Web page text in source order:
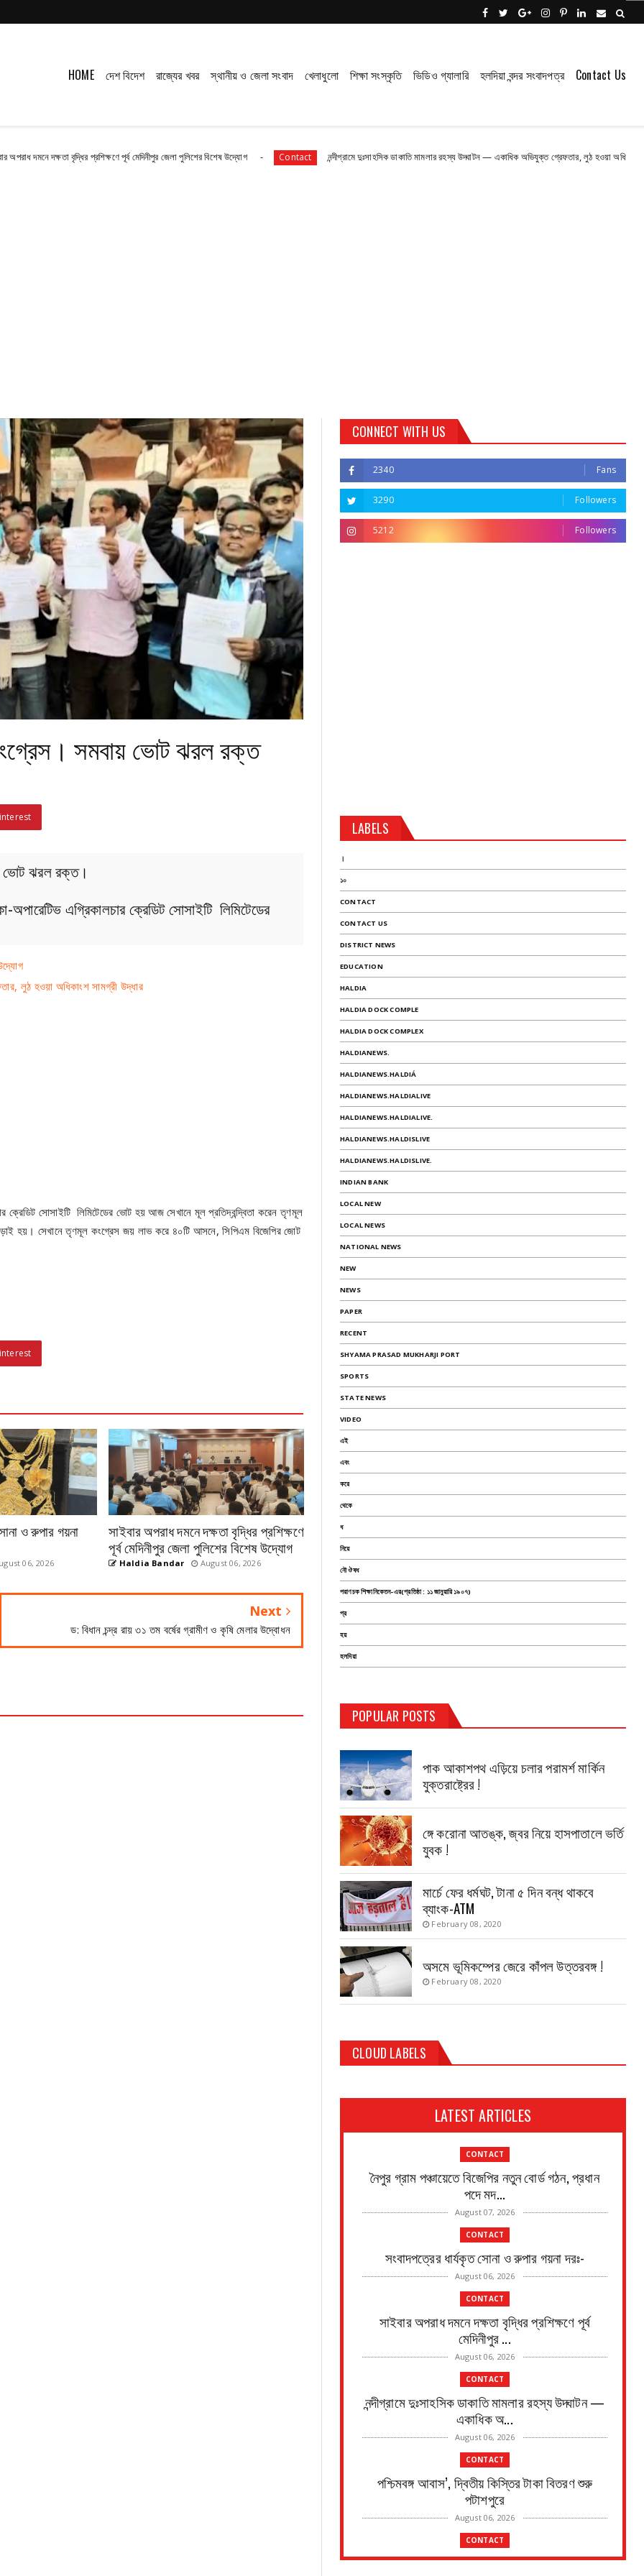
HOME দেশ বিদেশ রাজ্যের খবর স্থানীয় ও জেলা সংবাদ খেলাধুলো শিক্ষা সংস্কৃতি ভিডিও গ্যালারি হলদিয়া বন্দর সংবাদপত্র Contact Us
বৃদ্ধির প্রশিক্ষণে পূর্ব মেদিনীপুর জেলা পুলিশের বিশেষ উদ্যোগ Contact নন্দীগ্রামে দুঃসাহসিক ডাকাতি মামলার রহস্য উদ্ঘাটন — একাধিক অভিযুক্ত গ্রেফতার, লুঠ হওয়া অধিকাংশ সামগ্রী উদ্ধার
সমবায় ভোট ঝরল রক্ত
ভোট ঝরল রক্ত।
অপারেটিভ এগ্রিকালচার ক্রেডিট সোসাইটি লিমিটেডের
লুঠ হওয়া অধিকাংশ সামগ্রী উদ্ধার
ক্রেডিট সোসাইটি লিমিটেডের ভোট হয় আজ সেখানে মূল প্রতিদ্বন্দ্বিতা করেন তৃণমূল
হয়। সেখানে তৃণমূল কংগ্রেস জয় লাভ করে ৪০টি আসনে, সিপিএম বিজেপির জোট
ও রুপার গয়না
06, 2026
সাইবার অপরাধ দমনে দক্ষতা বৃদ্ধির প্রশিক্ষণে
পূর্ব মেদিনীপুর জেলা পুলিশের বিশেষ উদ্যোগ
Haldia Bandar August 06, 2026
Next
ড: বিধান চন্দ্র রায় ৩১ তম বর্ষের গ্রামীণ ও কৃষি মেলার উদ্বোধন
CONNECT WITH US
2340 Fans
3290 Followers
5212 Followers
LABELS
।
১০
CONTACT
CONTACT US
DISTRICT NEWS
EDUCATION
HALDIA
HALDIA DOCK COMPLE
HALDIA DOCK COMPLEX
HALDIANEWS.
HALDIANEWS.HALDIÁ
HALDIANEWS.HALDIALIVE
HALDIANEWS.HALDIALIVE.
HALDIANEWS.HALDISLIVE
HALDIANEWS.HALDISLIVE.
INDIAN BANK
LOCAL NEW
LOCAL NEWS
NATIONAL NEWS
NEW
NEWS
PAPER
RECENT
SHYAMA PRASAD MUKHARJI PORT
SPORTS
STATE NEWS
VIDEO
এই
এবং
করে
থেকে
ধ
নিয়ে
নৌ ঔষধ
পরাণচক শিক্ষানিকেতন-এর(প্রতিষ্ঠা : ১১ জানুয়ারি ১৯০৭)
প্র
হয়
হলদিয়া
POPULAR POSTS
TEST PAGE
পাক আকাশপথ এড়িয়ে চলার পরামর্শ মার্কিন
যুক্তরাষ্ট্রের !
ঙ্গে করোনা আতঙ্ক, জ্বর নিয়ে হাসপাতালে ভর্তি
যুবক !
মার্চে ফের ধর্মঘট, টানা ৫ দিন বন্ধ থাকবে
ব্যাংক-ATM
February 08, 2020
অসমে ভূমিকম্পের জেরে কাঁপল উত্তরবঙ্গ !
February 08, 2020
CLOUD LABELS
LATEST ARTICLES
CONTACT
নৈপুর গ্রাম পঞ্চায়েতে বিজেপির নতুন বোর্ড গঠন, প্রধান
পদে মদ...
August 07, 2026
CONTACT
সংবাদপত্রের ধার্যকৃত সোনা ও রুপার গয়না দরঃ-
August 06, 2026
CONTACT
সাইবার অপরাধ দমনে দক্ষতা বৃদ্ধির প্রশিক্ষণে পূর্ব
মেদিনীপুর ...
August 06, 2026
CONTACT
নন্দীগ্রামে দুঃসাহসিক ডাকাতি মামলার রহস্য উদ্ঘাটন —
একাধিক অ...
August 06, 2026
CONTACT
পশ্চিমবঙ্গ আবাস’, দ্বিতীয় কিস্তির টাকা বিতরণ শুরু
পটাশপুরে
August 06, 2026
CONTACT
গ্রেফতার হলেন ভগবানপুর বিধানসভার প্রাক্তন তৃণমূল